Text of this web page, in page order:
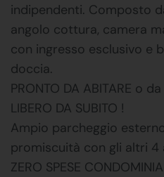
indipendenti. Composto
angolo cottura, camera
con ingresso esclusivo e
doccia.
PRONTO DA ABITARE o
LIBERO DA SUBITO !
Ampio parcheggio
promiscuità con gli altri 4
ZERO SPESE